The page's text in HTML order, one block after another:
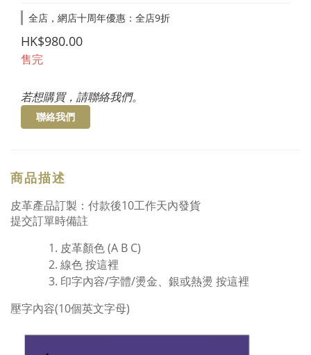
全店，網店十周年優惠：全店9折
HK$980.00
售完
若想購買，請聯絡我們。
聯絡我們
商品描述
皮革產品訂製：付款後10工作天內發貨
提交訂單時備註
皮革顏色 (A B C)
線色按這裡
印字內容/字體/燙金、銀或熱燙 按這裡
壓字內容(10個英文字母)